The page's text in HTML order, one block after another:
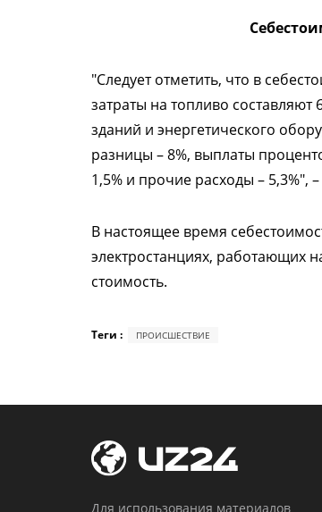
"Следует отметить, что в
затраты на топливо составляют
зданий и энергетического
разницы – 8%, выплаты
1,5% и прочие расходы – 5,3%",
В настоящее время
электростанциях, работающих
стоимость.
Теги : ПРОИСШЕСТВИЕ
Для использования материалов